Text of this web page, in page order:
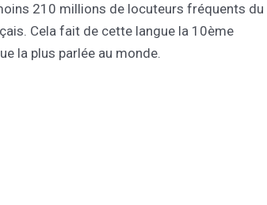
210 millions de locuteurs fréquents du
Cela fait de cette langue la 10ème
la plus parlée au monde.